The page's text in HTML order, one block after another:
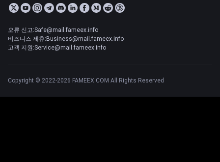
오류 신고:Safe@mail.fameex.info
비즈니스 제휴:Business@mail.fameex.info
고객 지원:Service@mail.fameex.info
Copyright © 2022-2026 FAMEEX.COM All Rights Reserved